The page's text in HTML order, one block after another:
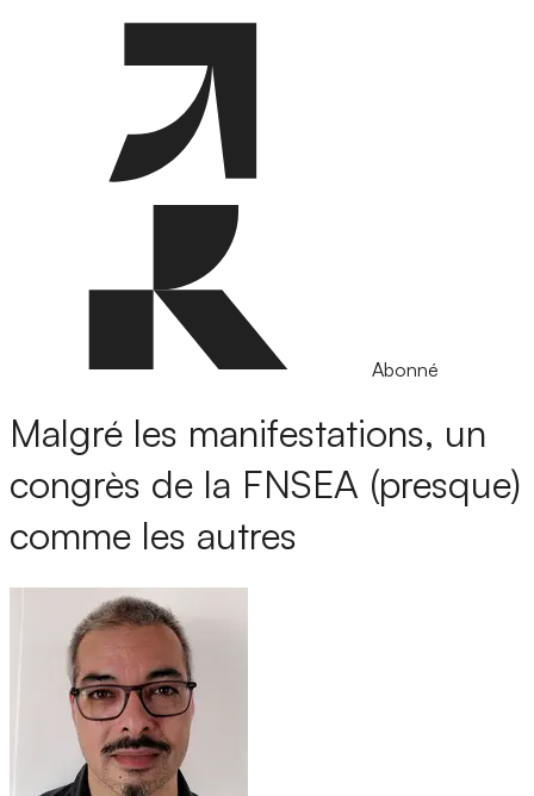
Abonné
Malgré les manifestations, un
congrès de la FNSEA (presque)
comme les autres